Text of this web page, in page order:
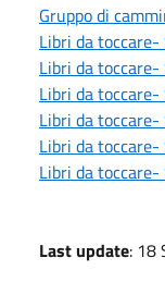
Gruppo di
Libri da toccare-
Libri da toccare-
Libri da toccare-
Libri da toccare-
Libri da toccare-
Libri da toccare-
Last update: 18